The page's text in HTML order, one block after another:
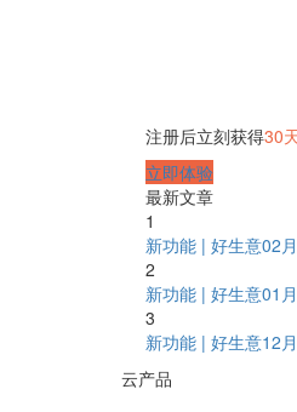
注册后立刻获得30
立即体验
最新文章
1
新功能 | 好生意02
2
新功能 | 好生意01
3
新功能 | 好生意12
云产品